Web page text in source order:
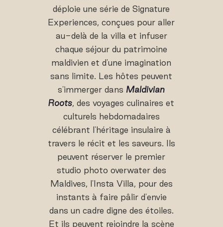
déploie une série de Signature
Experiences, conçues pour aller
au-delà de la villa et infuser
chaque séjour du patrimoine
maldivien et d'une imagination
sans limite. Les hôtes peuvent
s'immerger dans Maldivian
Roots, des voyages culinaires et
culturels hebdomadaires
célébrant l'héritage insulaire à
travers le récit et les saveurs. Ils
peuvent réserver le premier
studio photo overwater des
Maldives, l'Insta Villa, pour des
instants à faire pâlir d'envie
dans un cadre digne des étoiles.
Et ils peuvent rejoindre la scène